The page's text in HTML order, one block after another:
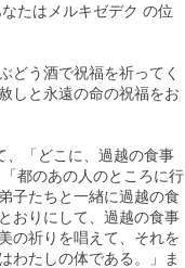
たはメルキゼデク の位
どう酒で祝福を祈ってく
しと永遠の命の祝福をお
、「どこに、過越の食事
都のあの人のところに行
子たちと一緖に過越の食
おりにして、過越の食事
の祈りを唱えて、それを
わたしの体である。」ま